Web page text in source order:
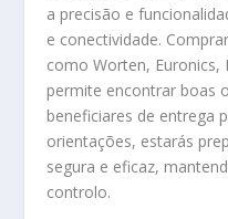
a precisão e
e conectividade.
como Worten, Euronics,
permite encontrar boas
beneficiares de entrega
orientações, estarás
segura e eficaz,
controlo.